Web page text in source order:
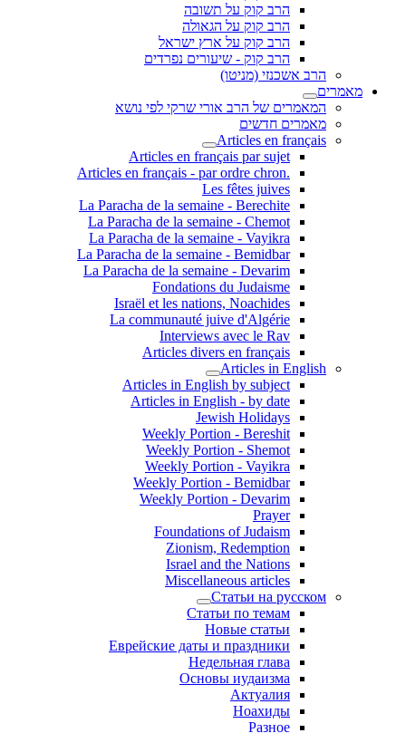
הרב קוק על תשובה
הרב קוק על הגאולה
הרב קוק על ארץ ישראל
הרב קוק - שיעורים נפרדים
הרב אשכנזי (מניטו)
מאמרים
המאמרים של הרב אורי שרקי לפי נושא
מאמרים חדשים
Articles en français
Articles en français par sujet
.Articles en français - par ordre chron
Les fêtes juives
La Paracha de la semaine - Berechite
La Paracha de la semaine - Chemot
La Paracha de la semaine - Vayikra
La Paracha de la semaine - Bemidbar
La Paracha de la semaine - Devarim
Fondations du Judaisme
Israël et les nations, Noachides
La communauté juive d'Algérie
Interviews avec le Rav
Articles divers en français
Articles in English
Articles in English by subject
Articles in English - by date
Jewish Holidays
Weekly Portion - Bereshit
Weekly Portion - Shemot
Weekly Portion - Vayikra
Weekly Portion - Bemidbar
Weekly Portion - Devarim
Prayer
Foundations of Judaism
Zionism, Redemption
Israel and the Nations
Miscellaneous articles
Статьи на русском
Статьи по темам
Новые статьи
Еврейские даты и праздники
Недельная глава
Основы иудаизма
Актуалия
Ноахиды
Разное